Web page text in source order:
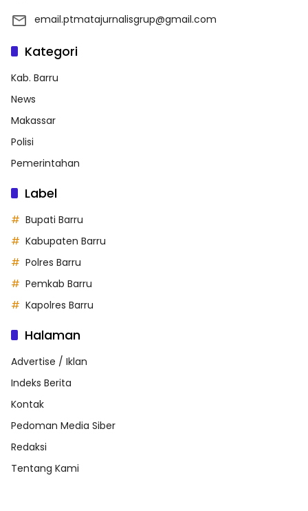
email.ptmatajurnalisgrup@gmail.com
Kategori
Kab. Barru
News
Makassar
Polisi
Pemerintahan
Label
Bupati Barru
Kabupaten Barru
Polres Barru
Pemkab Barru
Kapolres Barru
Halaman
Advertise / Iklan
Indeks Berita
Kontak
Pedoman Media Siber
Redaksi
Tentang Kami